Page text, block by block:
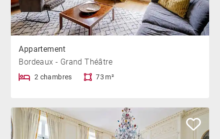
Appartement
Bordeaux - Grand Théâtre
2 chambres 73 m²